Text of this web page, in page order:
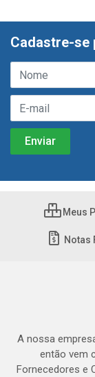
Cadastre-se
Meus
Notas
A nossa
então vem
Fornecedores e